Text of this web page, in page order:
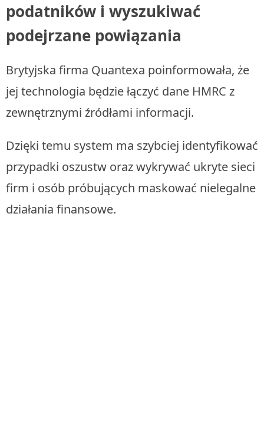
podatników i wyszukiwać
podejrzane powiązania
Brytyjska firma Quantexa poinformowała, że
jej technologia będzie łączyć dane HMRC z
zewnętrznymi źródłami informacji.
Dzięki temu system ma szybciej identyfikować
przypadki oszustw oraz wykrywać ukryte sieci
firm i osób próbujących maskować nielegalne
działania finansowe.